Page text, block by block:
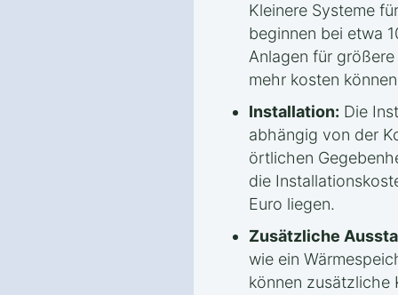
Kleinere Systeme
beginnen bei etwa
Anlagen für
mehr kosten
Installation: Die
abhängig von der
örtlichen
die
Euro liegen.
Zusätzliche
wie ein
können zusätzliche